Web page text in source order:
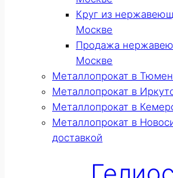
Круг из
Москве
Продажа
Москве
Металлопрокат в
Металлопрокат в
Металлопрокат в
Металлопрокат в
доставкой